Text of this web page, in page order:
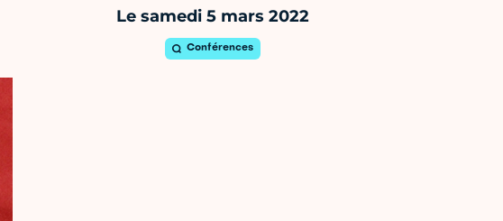
Le samedi 5 mars 2022
Conférences